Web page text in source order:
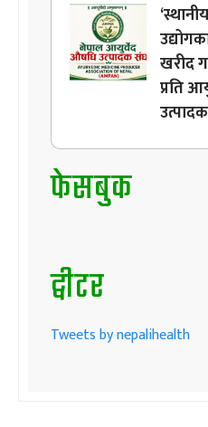
खरीद
प्रति
फेसबुक
ट्वीटर
Tweets by nepalihealth